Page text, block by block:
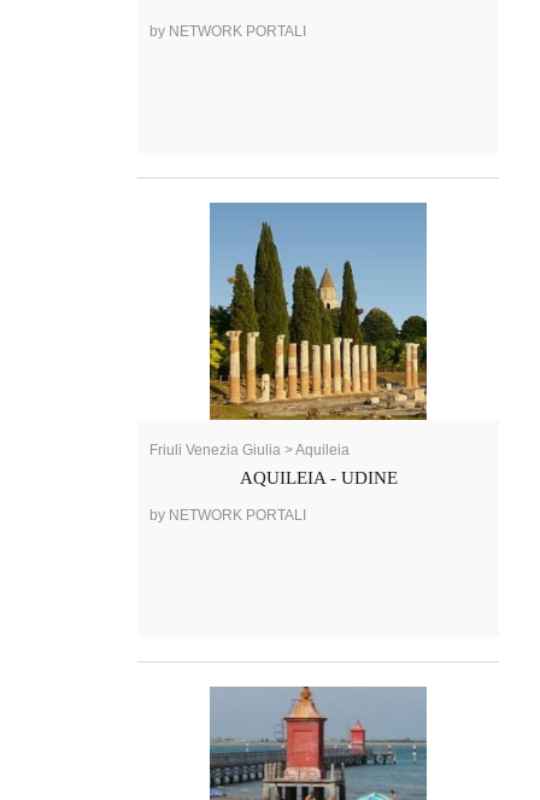
by NETWORK PORTALI
Friuli Venezia Giulia > Aquileia
AQUILEIA - UDINE
by NETWORK PORTALI